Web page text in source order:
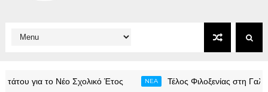
Έτος NEA Τέλος Φιλοξενίας στη Γαλιλαία (ολοκληρώθηκαν